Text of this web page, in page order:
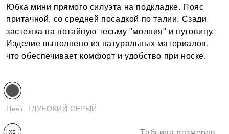
Юбка мини прямого силуэта на подкладке. Пояс
притачной, со средней посадкой по талии. Сзади
застежка на потайную тесьму "молния" и пуговицу.
Изделие выполнено из натуральных материалов,
что обеспечивает комфорт и удобство при носке.
Цвет: ГЛУБОКИЙ СЕРЫЙ
XS